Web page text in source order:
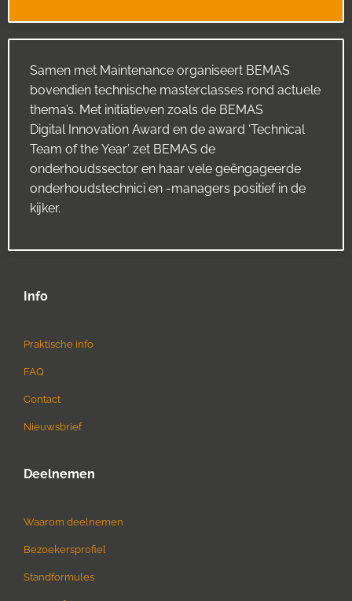
Samen met Maintenance organiseert BEMAS
bovendien technische masterclasses rond actuele
thema’s. Met initiatieven zoals de BEMAS
Digital Innovation Award en de award ‘Technical
Team of the Year’ zet BEMAS de
onderhoudssector en haar vele geëngageerde
onderhoudstechnici en -managers positief in de
kijker.
Info
Praktische info
FAQ
Contact
Nieuwsbrief
Deelnemen
Waarom deelnemen
Bezoekersprofiel
Standformules